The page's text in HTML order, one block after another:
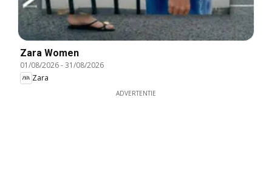
Zara Women
01/08/2026-31/08/2026
Zara
ADVERTENTIE